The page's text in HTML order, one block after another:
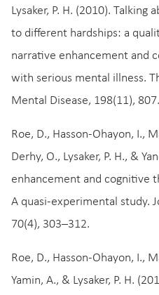
Lysaker, P. H. (2010).
to different hardships: a
narrative enhancement and
with serious mental illness.
Mental Disease, 198(11), 807.
Roe, D., Hasson‐Ohayon, I.,
Derhy, O., Lysaker, P. H., &
enhancement and cognitive
A quasi‐experimental study.
70(4), 303–312.
Roe, D., Hasson-Ohayon, I.,
Yamin, A., & Lysaker, P. H.